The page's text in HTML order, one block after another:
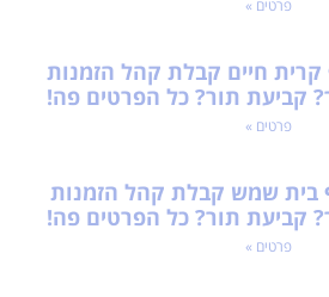
פרטים »
קרית חיים קבלת קהל הזמנות
קביעת תור? כל הפרטים פה!
פרטים »
בית שמש קבלת קהל הזמנות
קביעת תור? כל הפרטים פה!
פרטים »